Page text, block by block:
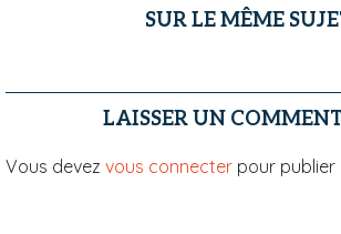
SUR LE MÊME
LAISSER UN
Vous devez vous connecter pour publier